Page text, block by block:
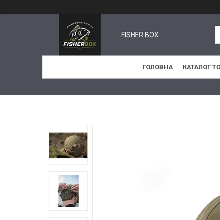
FISHER BOX
ГОЛОВНА КАТАЛОГ